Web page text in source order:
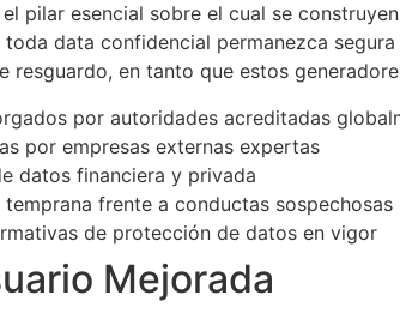
pilar esencial sobre el cual se
data confidencial permanezca
resguardo, en tanto que estos
por autoridades acreditadas
por empresas externas expertas
datos financiera y privada
frente a conductas sospechosas
de protección de datos en vigor
Mejorada